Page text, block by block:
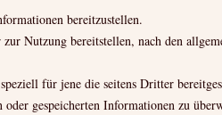
bereitzustellen.
Nutzung bereitstellen, nach den
für jene die seitens Dritter
gespeicherten Informationen zu